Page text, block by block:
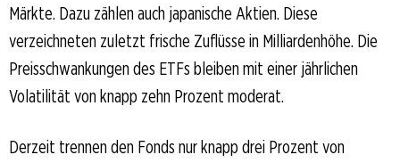
Märkte. Dazu zählen auch japanische Aktien. Diese
verzeichneten zuletzt frische Zuflüsse in Milliardenhöhe. Die
Preisschwankungen des ETFs bleiben mit einer jährlichen
Volatilität von knapp zehn Prozent moderat.
Derzeit trennen den Fonds nur knapp drei Prozent von